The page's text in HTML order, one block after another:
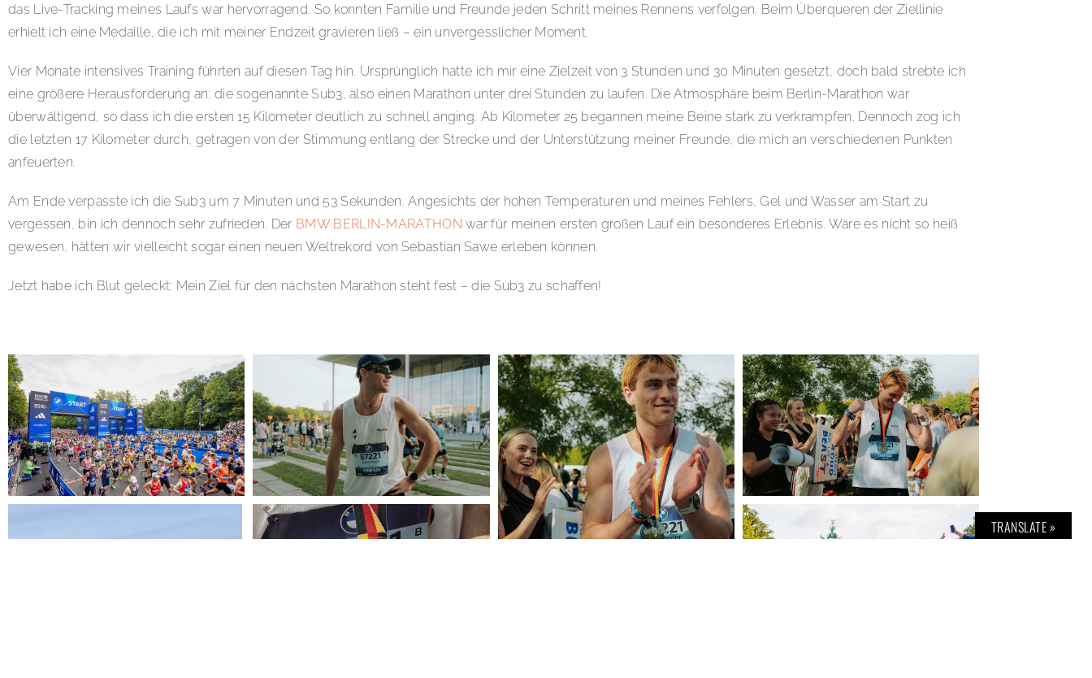
das Live-Tracking meines Laufs war hervorragend. So konnten Familie und Freunde jeden Schritt meines Rennens verfolgen. Beim Überqueren der Ziellinie
erhielt ich eine Medaille, die ich mit meiner Endzeit gravieren ließ – ein unvergesslicher Moment.
Vier Monate intensives Training führten auf diesen Tag hin. Ursprünglich hatte ich mir eine Zielzeit von 3 Stunden und 30 Minuten gesetzt, doch bald strebte ich
eine größere Herausforderung an: die sogenannte Sub3, also einen Marathon unter drei Stunden zu laufen. Die Atmosphäre beim Berlin-Marathon war
überwältigend, so dass ich die ersten 15 Kilometer deutlich zu schnell anging. Ab Kilometer 25 begannen meine Beine stark zu verkrampfen. Dennoch zog ich
die letzten 17 Kilometer durch, getragen von der Stimmung entlang der Strecke und der Unterstützung meiner Freunde, die mich an verschiedenen Punkten
anfeuerten.
Am Ende verpasste ich die Sub3 um 7 Minuten und 53 Sekunden. Angesichts der hohen Temperaturen und meines Fehlers, Gel und Wasser am Start zu
vergessen, bin ich dennoch sehr zufrieden. Der BMW BERLIN-MARATHON war für meinen ersten großen Lauf ein besonderes Erlebnis. Wäre es nicht so heiß
gewesen, hätten wir vielleicht sogar einen neuen Weltrekord von Sebastian Sawe erleben können.
Jetzt habe ich Blut geleckt: Mein Ziel für den nächsten Marathon steht fest – die Sub3 zu schaffen!
TRANSLATE »